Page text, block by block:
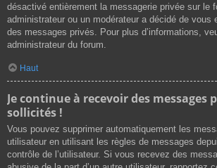
désactivé entièrement la messagerie privée sur le
administrateur ou un modérateur a décidé de vous
des messages privés. Pour plus d’informations,
administrateur du forum.
Haut
Je continue à recevoir des messages
sollicités !
Vous pouvez supprimer automatiquement les
utilisateur en utilisant les règles de messages
contrôle de l’utilisateur. Si vous recevez des